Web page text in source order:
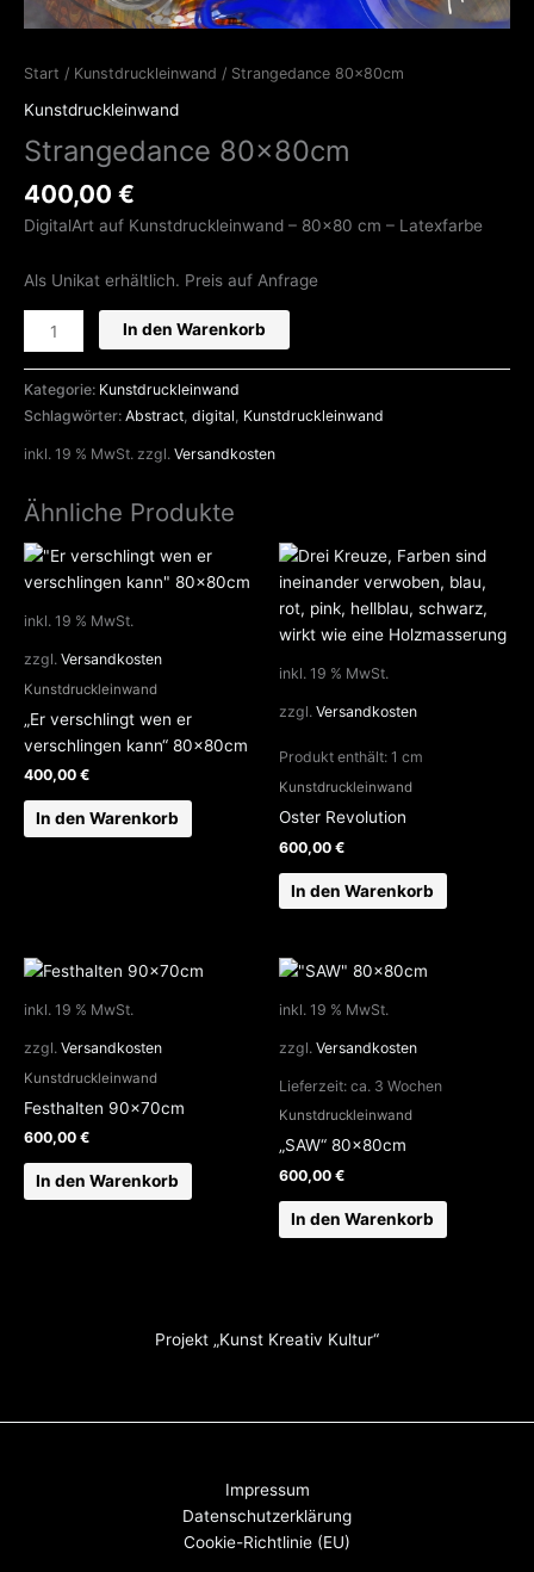
Start / Kunstdruckleinwand / Strangedance 80x80cm
Kunstdruckleinwand
Strangedance 80x80cm
400,00 €
DigitalArt auf Kunstdruckleinwand – 80×80 cm – Latexfarbe
Als Unikat erhältlich. Preis auf Anfrage
In den Warenkorb
Kategorie: Kunstdruckleinwand
Schlagwörter: Abstract digital Kunstdruckleinwand
inkl. 19 % MwSt. zzgl. Versandkosten
Ähnliche Produkte
inkl. 19 % MwSt.
zzgl. Versandkosten
Kunstdruckleinwand
„Er verschlingt wen er
verschlingen kann“ 80x80cm
400,00 €
In den Warenkorb
inkl. 19 % MwSt.
zzgl. Versandkosten
Produkt enthält: 1 cm
Kunstdruckleinwand
Oster Revolution
600,00 €
In den Warenkorb
inkl. 19 % MwSt.
zzgl. Versandkosten
Kunstdruckleinwand
Festhalten 90x70cm
600,00 €
In den Warenkorb
inkl. 19 % MwSt.
zzgl. Versandkosten
Lieferzeit: ca. 3 Wochen
Kunstdruckleinwand
„SAW“ 80x80cm
600,00 €
In den Warenkorb
Projekt „Kunst Kreativ Kultur“
Impressum
Datenschutzerklärung
Cookie-Richtlinie (EU)